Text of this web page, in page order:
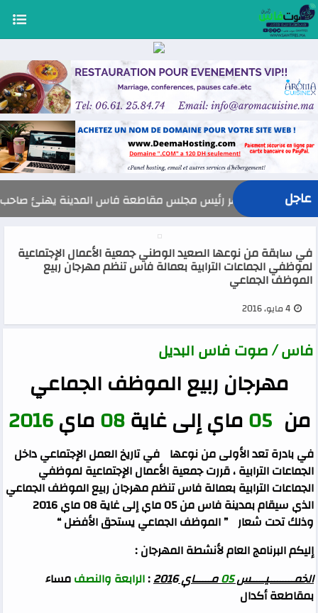
عاجل
السيد ياسر جوهر رئيس مجلس مقاطعة فاس المدينة يهنئ صاحب الجلالة بمناسبة
في سابقة من نوعها الصعيد الوطني جمعية الأعمال الإجتماعية
لموظفي الجماعات الترابية بعمالة فاس تنظم مهرجان ربيع
الموظف الجماعي
4 مايو، 2016
فاس / صوت فاس البديل
مهرجان ربيع الموظف الجماعي
من 05ماي إلى غاية08ماي2016
في بادرة تعد الأولى من نوعها في تاريخ العمل الإجتماعي داخل
الجماعات الترابية ، قررت جمعية الأعمال الإجتماعية لموظفي
الجماعات الترابية بعمالة فاس تنظم مهرجان ربيع الموظف الجماعي
الذي سيقام بمدينة فاس من 05 ماي إلى غاية 08 ماي 2016
وذلك تحت شعار ” الموظف الجماعي يستحق الأفضل “
إليكم البرنامج العام لأنشطة المهرجان :
الخمـــــــــيـــــس05مــــــاي 2016
:الرابعة والنصفمساء
بمقاطعة أكدال